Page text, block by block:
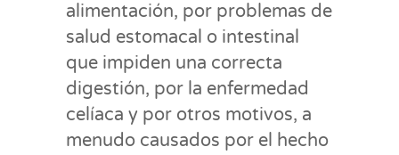
alimentación, por problemas de
salud estomacal o intestinal
que impiden una correcta
digestión, por la enfermedad
celíaca y por otros motivos, a
menudo causados por el hecho